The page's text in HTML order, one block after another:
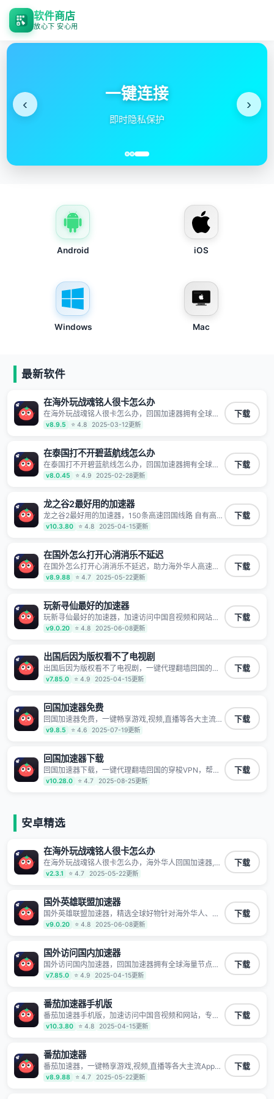
软件商店
放心下 安心用
一键连接
即时隐私保护
‹ ›
Android iOS
Windows Mac
最新软件
在海外玩战魂铭人很卡怎么办
在海外玩战魂铭人很卡怎么办，回国加速器拥有全球海
量节点覆盖，运营商专线不卡顿超稳定，专为海外华人
和留学生打造，帮助海外华人免除地域限制，随时高速
乐。
v8.9.5 ⭐ 4.8 2025-03-12更新
下载
在泰国打不开碧蓝航线怎么办
在泰国打不开碧蓝航线怎么办，回国加速器拥有全球海
量节点覆盖，运营商专线不卡顿超稳定，专为海外华人
和留学生打造，帮助海外华人免除地域限制，随时高速
乐。
v8.0.45 ⭐ 4.9 2025-02-28更新
下载
龙之谷2最好用的加速器
龙之谷2最好用的加速器，150条高速回国线路 自有高速
中转节点 无需注册 一键连接 提供高速线路 应用内直达
视频音乐app,快人一步 应用模式 App互不干扰 不间断的
泄露 阻止第三方对数据进行窃取和监听
v10.3.80 ⭐ 4.8 2025-04-15更新
下载
在国外怎么打开心消消乐不延迟
在国外怎么打开心消消乐不延迟，助力海外华人高速访
问国内网络，快速开启国内各直播平台,解决国内视频、
音乐卡顿问题；更能加速海量国服游戏，超低延迟稳定
v8.9.88 ⭐ 4.7 2025-05-22更新
下载
玩新寻仙最好的加速器
玩新寻仙最好的加速器，加速访问中国音视频和网站，
专业回国加速器，帮你加速访问优酷、bilibili、腾讯视
频、爱奇艺等，加速国服游戏，例如原神、阴阳师、和
录、明日方舟、战双帕弥什、sky光·遇、另一个伊甸园
等国内各种服务,回国加速器致力于帮助海外华人和留学
生、港澳台地区用户提供最好的回国游戏和音乐视频加
速服务，可以在海外或港澳台地区流畅加速国服游戏和
专线。能加速访问优酷、爱奇艺、腾讯视频、B站、芒果
TV、西瓜视频、QQ音乐、网易云音乐、酷狗音乐、YY
等主流网站应用解除限制，带你穿梭加速回国。目前已
有上百万用户，用户整体好评95%以上，一对一在线客
服支持，保障你的使用体验。
v9.0.20 ⭐ 4.8 2025-06-08更新
下载
出国后因为版权看不了电视剧
出国后因为版权看不了电视剧，一键代理翻墙回国的穿
梭VPN，帮助海外华人留学生及港澳台地区用户破除地
区版权限制问题，一键降低游戏延迟，加速访问中国网
v7.85.0 ⭐ 4.9 2025-04-15更新
下载
回国加速器免费
回国加速器免费，一键畅享游戏,视频,直播等各大主流
App应用,视频加载极速不卡顿。人在海外听歌,玩国服游
戏 简单易用。
v9.8.5 ⭐ 4.6 2025-07-19更新
下载
回国加速器下载
回国加速器下载，一键代理翻墙回国的穿梭VPN，帮助
海外华人留学生及港澳台地区用户破除地区版权限制问
题，一键降低游戏延迟，加速访问中国网站、游戏及应
v10.28.0 ⭐ 4.7 2025-08-25更新
下载
安卓精选
在海外玩战魂铭人很卡怎么办
在海外玩战魂铭人很卡怎么办，海外华人回国加速器,为
境外华人解决海外怎么听歌?海外怎么看剧?海外怎么玩
游戏不卡等境外难题,全球回国稳定国内节点,专业、流畅
v2.3.1 ⭐ 4.7 2025-05-22更新
下载
国外英雄联盟加速器
国外英雄联盟加速器，精选全球好物针对海外华人、留
学生和海外出差用户打造的一款高质量专属回国加速器,
只要身处海外即可一键加速畅享国内网络:追剧听歌、影
景的应用及网络加速
v9.0.20 ⭐ 4.8 2025-06-08更新
下载
国外访问国内加速器
国外访问国内加速器，回国加速器拥有全球海量节点覆
盖，运营商专线不卡顿超稳定，专为海外华人和留学生
打造，帮助海外华人免除地域限制，随时高速稳定低延
v7.85.0 ⭐ 4.9 2025-04-15更新
下载
番茄加速器手机版
番茄加速器手机版，加速访问中国音视频和网站，专业
回国加速器，帮你加速访问优酷、bilibili、腾讯视频、爱
奇艺等，加速国服游戏，例如原神、阴阳师、和平精
明日方舟、战双帕弥什、sky光·遇、另一个伊甸园等国
内各种服务,回国加速器致力于帮助海外华人和留学生、
港澳台地区用户提供最好的回国游戏和音乐视频加速服
务，可以在海外或港澳台地区流畅加速国服游戏和音视
v10.3.80 ⭐ 4.8 2025-04-15更新
下载
番茄加速器
番茄加速器，一键畅享游戏,视频,直播等各大主流App应
用,视频加载极速不卡顿。人在海外听歌,玩国服游戏 简
单易用。
v8.9.88 ⭐ 4.7 2025-05-22更新
下载